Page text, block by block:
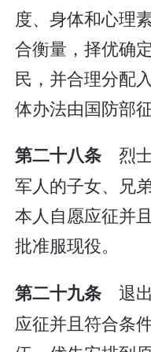
度、身体和心理
合衡量，择优确
民，并合理分配
体办法由国防部
第二十八条 烈
军人的子女、兄
本人自愿应征并
批准服现役。
第二十九条 退
应征并且符合条